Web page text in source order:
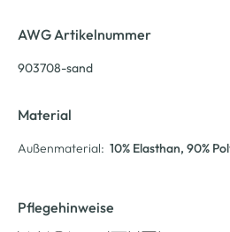
AWG Artikelnummer
903708-sand
Material
Außenmaterial: 10% Elasthan, 90%
Pflegehinweise